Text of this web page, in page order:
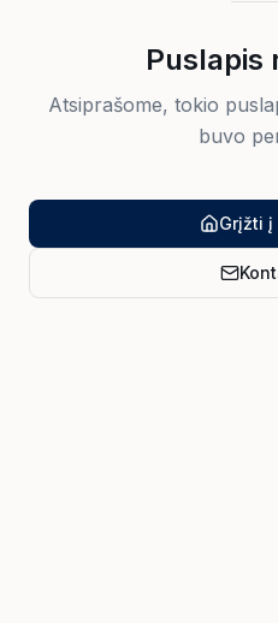
Puslapis
Atsiprašome, tokio
buvo
Grįžti į